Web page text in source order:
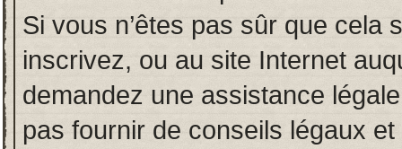
Si vous n’êtes pas sûr que cela
inscrivez, ou au site Internet
demandez une assistance
pas fournir de conseils légaux